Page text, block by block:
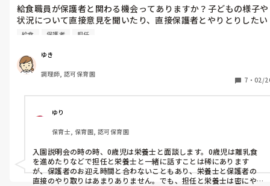
給食職員が保護者と関わる機会ってありますか？子どもの様子や
状況について直接意見を聞いたり、直接保護者とやりとりしたい
なーと思う時があるのですが、担任の先生を差し置いてまで…と
給食 保護者 担任
ゆき
調理師, 認可保育園
7 ・ 02/
ゆり
保育士, 保育園, 認可保育園
入園説明会の時の時、0歳児は栄養士と面談します。0歳児は離乳食
を進めたりなどで担任と栄養士と一緒に話すことは稀にあります
が、保護者のお迎え時間と合わないこともあり、栄養士と保護者の
直接のやり取りはあまりありません。でも、担任と栄養士は密にや